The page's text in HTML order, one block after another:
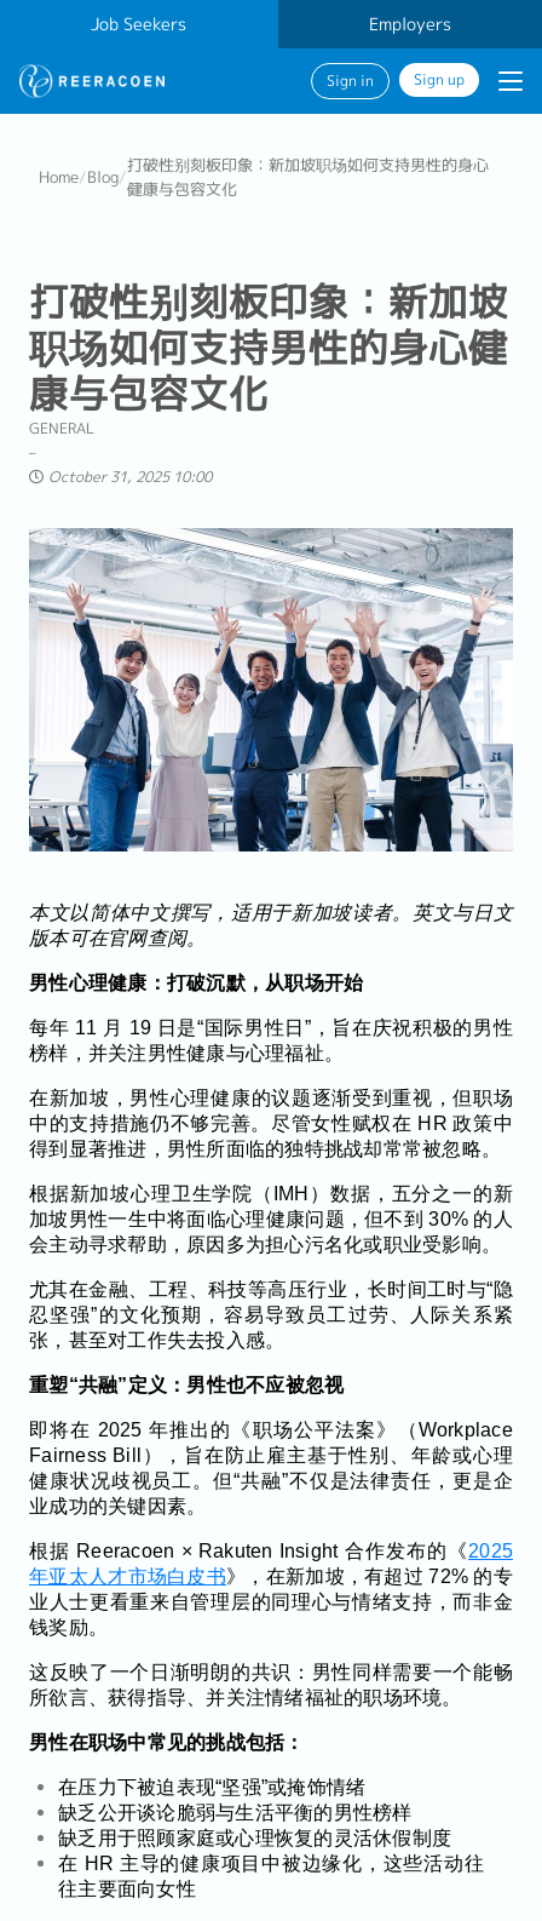
Job Seekers Employers
Sign in Sign up
Home/Blog/
打破性别刻板印象：新加坡职场如何支持男性的身心
健康与包容文化
打破性别刻板印象：新加坡
职场如何支持男性的身心健
康与包容文化
GENERAL
October 31, 2025 10:00
本文以简体中文撰写，适用于新加坡读者。英文与日文
版本可在官网查阅。
男性心理健康：打破沉默，从职场开始
每年 11 月 19 日是“国际男性日”，旨在庆祝积极的男性
榜样，并关注男性健康与心理福祉。
在新加坡，男性心理健康的议题逐渐受到重视，但职场
中的支持措施仍不够完善。尽管女性赋权在 HR 政策中
得到显著推进，男性所面临的独特挑战却常常被忽略。
根据新加坡心理卫生学院（IMH）数据，五分之一的新
加坡男性一生中将面临心理健康问题，但不到 30% 的人
会主动寻求帮助，原因多为担心污名化或职业受影响。
尤其在金融、工程、科技等高压行业，长时间工时与“隐
忍坚强”的文化预期，容易导致员工过劳、人际关系紧
张，甚至对工作失去投入感。
重塑“共融”定义：男性也不应被忽视
即将在 2025 年推出的《职场公平法案》（Workplace
Fairness Bill），旨在防止雇主基于性别、年龄或心理
健康状况歧视员工。但“共融”不仅是法律责任，更是企
业成功的关键因素。
根据 Reeracoen × Rakuten Insight 合作发布的《2025
年亚太人才市场白皮书》，在新加坡，有超过 72% 的专
业人士更看重来自管理层的同理心与情绪支持，而非金
钱奖励。
这反映了一个日渐明朗的共识：男性同样需要一个能畅
所欲言、获得指导、并关注情绪福祉的职场环境。
男性在职场中常见的挑战包括：
在压力下被迫表现“坚强”或掩饰情绪
缺乏公开谈论脆弱与生活平衡的男性榜样
缺乏用于照顾家庭或心理恢复的灵活休假制度
在 HR 主导的健康项目中被边缘化，这些活动往
往主要面向女性